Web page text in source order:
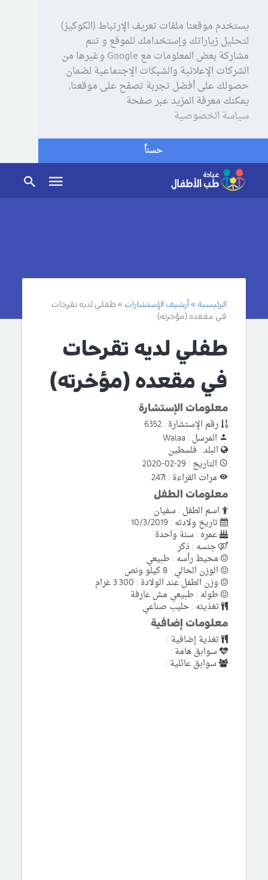
يستخدم موقعنا ملفات تعريف الإرتباط (الكوكيز)
لتحليل زياراتك وإستخدامك للموقع و تتم
مشاركة بعض المعلومات مع Google وغيرها من
الشركات الإعلانية والشبكات الإجتماعية لضمان
حصولك على أفضل تجربة تصفح على موقعنا,
يمكنك معرفة المزيد عبر صفحة
سياسة الخصوصية
حسناً
الرئيسية أرشيف الإستشارات
طفلي لديه تقرحات
في مقعده (مؤخرته)
طفلي لديه تقرحات
في مقعده (مؤخرته)
معلومات الإستشارة
رقم الإستشارة : 6352
المرسل : Walaa
البلد : فلسطين
التاريخ : 29-02-2020
مرات القراءة : 2471
معلومات الطفل
اسم الطفل : سفيان
تاريخ ولادته : 10/3/2019
عمره : سنة واحدة
جنسه : ذكر
محيط رأسه : طبيعي
الوزن الحالي : 8 كيلو ونص
وزن الطفل عند الولادة : 3.300 غرام
طوله : طبيعي مش عارفة
تغذيته : حليب صناعي
معلومات إضافية
تغذية إضافية :
سوابق هامة :
سوابق عائلية :